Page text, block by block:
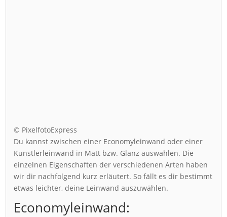
© PixelfotoExpress
Du kannst zwischen einer Economyleinwand oder einer
Künstlerleinwand in Matt bzw. Glanz auswählen. Die
einzelnen Eigenschaften der verschiedenen Arten haben
wir dir nachfolgend kurz erläutert. So fällt es dir bestimmt
etwas leichter, deine Leinwand auszuwählen.
Economyleinwand: